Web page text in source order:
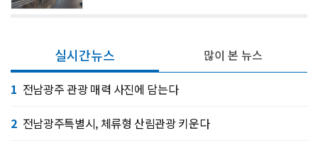
실시간뉴스
1 전남광주 관광 매력 사진에 담는다
2 전남광주특별시, 체류형 산림관광 키운다
많이 본 뉴스